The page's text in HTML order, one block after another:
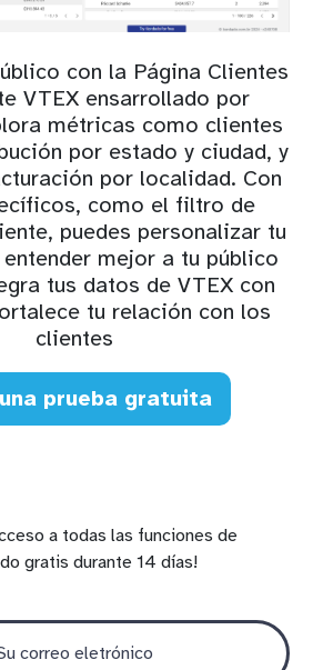
con la Página Clientes
VTEX ensarrollado por
métricas como clientes
por estado y ciudad, y
por localidad. Con
como el filtro de
puedes personalizar tu
mejor a tu público
tus datos de VTEX con
tu relación con los
clientes
prueba gratuita
a todas las funciones de
gratis durante 14 días!